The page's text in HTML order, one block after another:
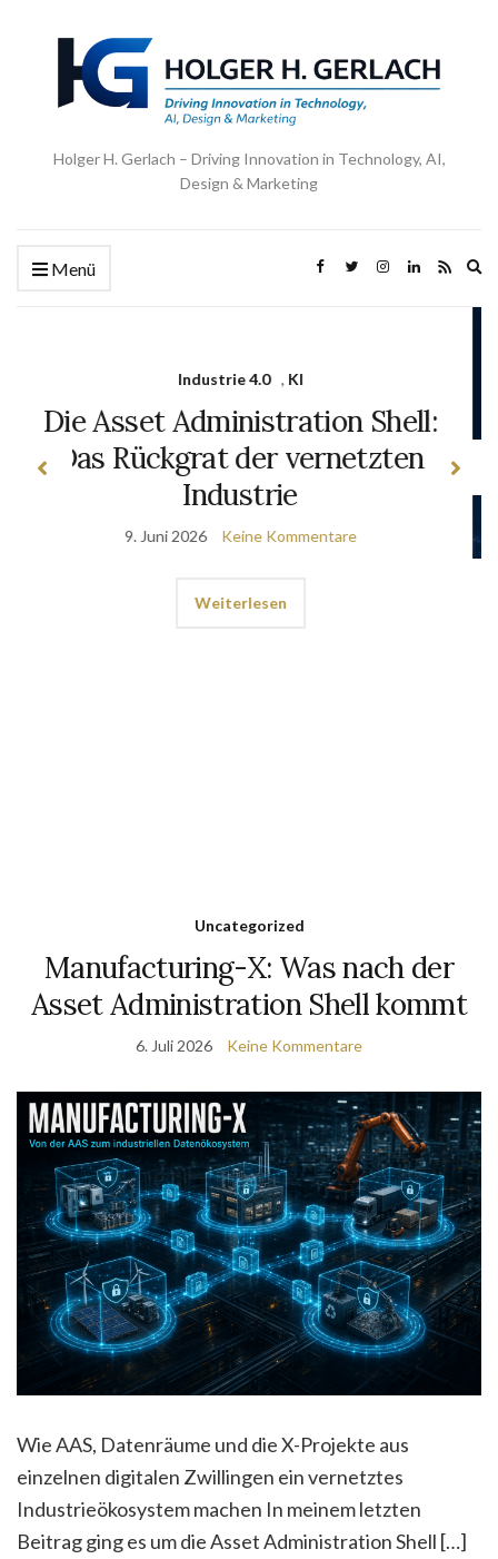
Holger H. Gerlach – Driving Innovation in Technology, AI,
Design & Marketing
Menü
KI
Uncategorized
Manufacturing-X: Was nach der
Asset Administration Shell kommt
6. Juli 2026 Keine Kommentare
Wie AAS, Datenräume und die X-Projekte aus
einzelnen digitalen Zwillingen ein vernetztes
Industrieökosystem machen In meinem letzten
Beitrag ging es um die Asset Administration Shell […]